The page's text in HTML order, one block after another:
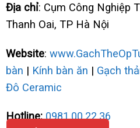
Địa chỉ: Cụm Công Nghiệp
Thanh Oai, TP Hà Nội
Website:
bàn | Kính bàn ăn | Gạch
Đô Ceramic
Hotline:0981.00.22.36